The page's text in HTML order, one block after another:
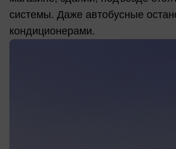
системы. Даже автобусные
кондиционерами.